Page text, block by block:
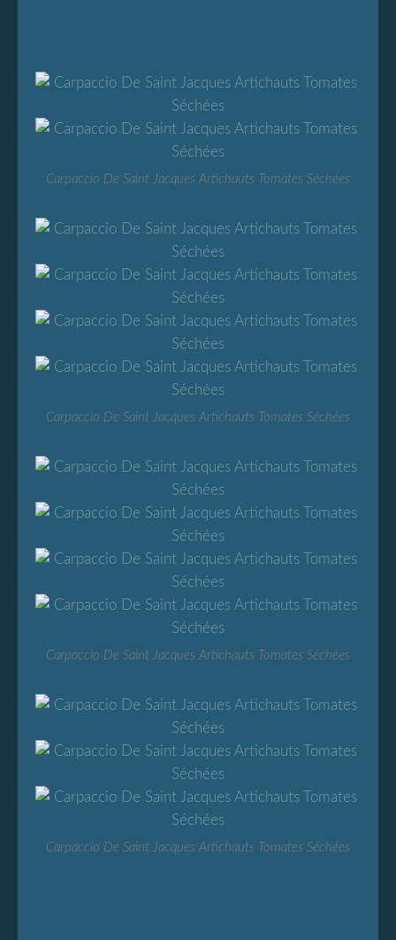
Carpaccio De Saint Jacques Artichauts Tomates Séchées
Carpaccio De Saint Jacques Artichauts Tomates Séchées
Carpaccio De Saint Jacques Artichauts Tomates Séchées
Carpaccio De Saint Jacques Artichauts Tomates Séchées